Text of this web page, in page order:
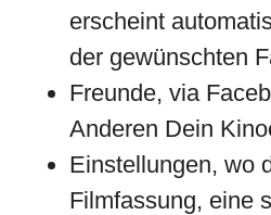
erscheint
der gewünschten
Freunde, via
Anderen Dein
Einstellungen, wo
Filmfassung, eine